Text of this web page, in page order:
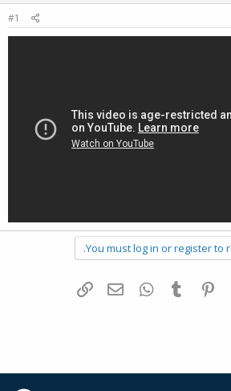
ר
#1
You must log in or register to
Reddit
Pinterest
Tumblr
WhatsAppדואר אלקטרוני